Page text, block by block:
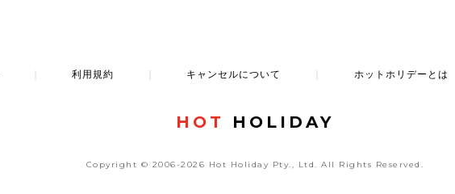
利用規約 キャンセルについて ホットホリデーとは
HOT HOLIDAY
Copyright © 2006-2026 Hot Holiday Pty., Ltd.All Rights Reserved.